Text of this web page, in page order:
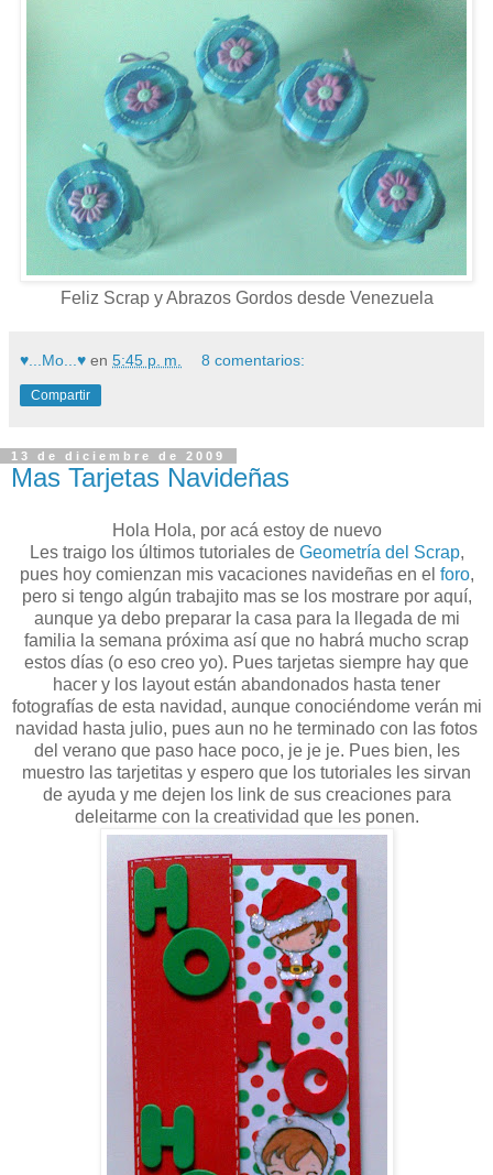
Feliz Scrap y Abrazos Gordos desde Venezuela
♥...Mo...♥ en 5:45 p. m. 8 comentarios:
Compartir
13 de diciembre de 2009
Mas Tarjetas Navideñas
Hola Hola, por acá estoy de nuevo
Les traigo los últimos tutoriales de Geometría del Scrap,
pues hoy comienzan mis vacaciones navideñas en el foro,
pero si tengo algún trabajito mas se los mostrare por aquí,
aunque ya debo preparar la casa para la llegada de mi
familia la semana próxima así que no habrá mucho scrap
estos días (o eso creo yo). Pues tarjetas siempre hay que
hacer y los layout están abandonados hasta tener
fotografías de esta navidad, aunque conociéndome verán mi
navidad hasta julio, pues aun no he terminado con las fotos
del verano que paso hace poco, je je je. Pues bien, les
muestro las tarjetitas y espero que los tutoriales les sirvan
de ayuda y me dejen los link de sus creaciones para
deleitarme con la creatividad que les ponen.